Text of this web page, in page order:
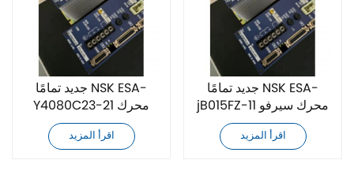
جديد تمامًا NSK ESA-
Y4080C23-21 محرك
سيرفو تيار متردد
اقرأ المزيد
جديد تمامًا NSK ESA-
jB015FZ-11 محرك سيرفو
تيار متردد
اقرأ المزيد